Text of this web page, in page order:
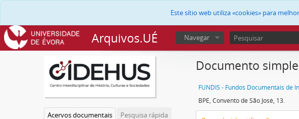
Este sítio web utiliza «cookies» para
Arquivos.UÉ Navegar
Acervos documentais
Pesquisa rápida
Documento
BPE, Convento de São José, 13.